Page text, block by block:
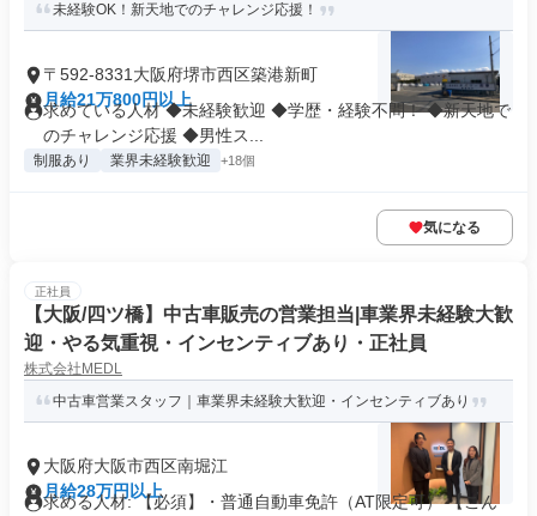
未経験OK！新天地でのチャレンジ応援！
〒592-8331大阪府堺市西区築港新町
月給21万800円以上
求めている人材 ◆未経験歓迎 ◆学歴・経験不問！ ◆新天地で
のチャレンジ応援 ◆男性ス...
制服あり 業界未経験歓迎 +18個
気になる
正社員
【大阪/四ツ橋】中古車販売の営業担当|車業界未経験大歓
迎・やる気重視・インセンティブあり・正社員
株式会社MEDL
中古車営業スタッフ｜車業界未経験大歓迎・インセンティブあり
大阪府大阪市西区南堀江
月給28万円以上
求める人材: 【必須】・普通自動車免許（AT限定可） 【こん